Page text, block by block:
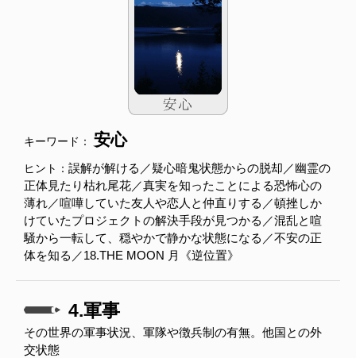
キーワード： 安心
ヒント： 誤解が解ける／疑心暗鬼状態からの脱却／幽霊の
正体見たり枯れ尾花／真実を知ったことによる恐怖心の
薄れ／喧嘩していた友人や恋人と仲直りする／頓挫しか
けていたプロジェクトの解決手段が見つかる／混乱と喧
騒から一転して、穏やかで静かな状態になる／不安の正
体を知る／18.THE MOON 月《逆位置》
4.軍事
その世界の軍事状況、軍隊や徴兵制の有無。他国との外
交状態